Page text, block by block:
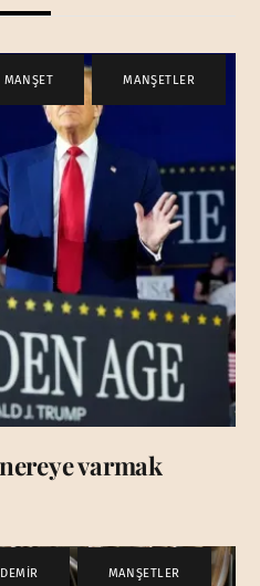
MANŞET , MANŞETLER
varmak
, MANŞETLER